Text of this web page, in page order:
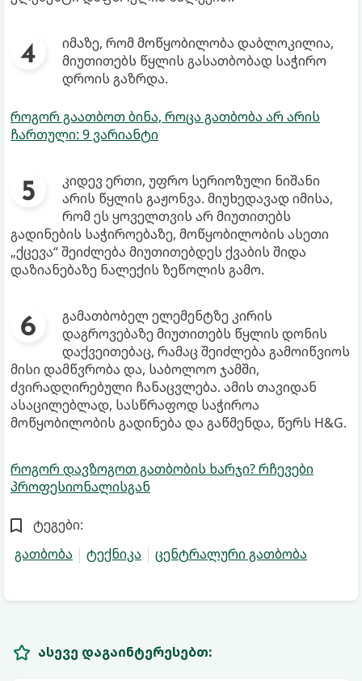
იმაზე, რომ მოწყობილობა დაბლოკილია,
მიუთითებს წყლის გასათბობად საჭირო
დროის გაზრდა.
როგორ გაათბოთ ბინა, როცა გათბობა არ არის
ჩართული: 9 ვარიანტი
კიდევ ერთი, უფრო სერიოზული ნიშანი
არის წყლის გაჟონვა. მიუხედავად იმისა,
რომ ეს ყოველთვის არ მიუთითებს
გადინების საჭიროებაზე, მოწყობილობის ასეთი
„ქცევა“ შეიძლება მიუთითებდეს ქვაბის შიდა
დაზიანებაზე ნალექის ზეწოლის გამო.
გამათბობელ ელემენტზე კირის
დაგროვებაზე მიუთითებს წყლის დონის
დაქვეითებაც, რამაც შეიძლება გამოიწვიოს
მისი დამწვრობა და, საბოლოო ჯამში,
ძვირადღირებული ჩანაცვლება. ამის თავიდან
ასაცილებლად, სასწრაფოდ საჭიროა
მოწყობილობის გადინება და გაწმენდა, წერს H&G.
როგორ დავზოგოთ გათბობის ხარჯი? რჩევები
პროფესიონალისგან
ტეგები:
გათბობა
ტექნიკა ცენტრალური გათბობა
ასევე დაგაინტერესებთ: